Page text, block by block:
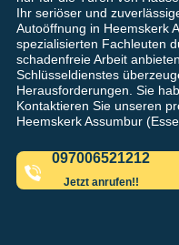
Ihr seriöser und
Autoöffnung in Heemskerk
spezialisierten Fachleuten
schadenfreie Arbeit
Schlüsseldienstes
Herausforderungen. Sie
Kontaktieren Sie unseren
Heemskerk Assumbur
097006521212
Jetzt anrufen!!